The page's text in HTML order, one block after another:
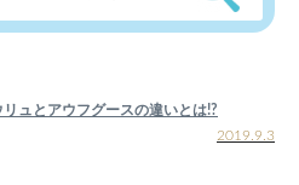
リュとアウフグースの違いとは!?
2019.9.3